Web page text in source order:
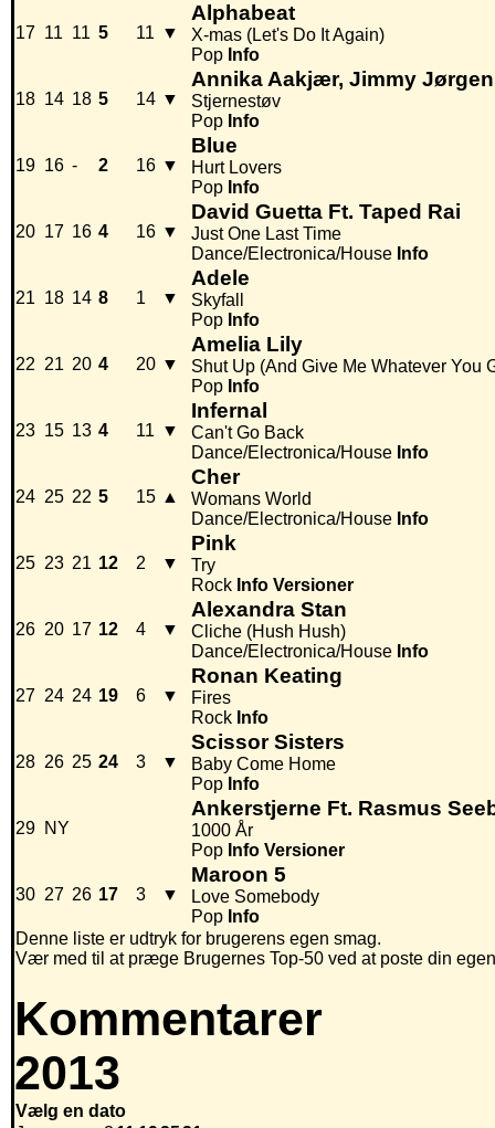
17 11 11 5 11 ▼
Alphabeat
X-mas (Let's Do It Again)
Pop Info
18 14 18 5 14 ▼
Annika Aakjær, Jimmy
Stjernestøv
Pop Info
19 16 - 2 16 ▼
Blue
Hurt Lovers
Pop Info
20 17 16 4 16 ▼
David Guetta Ft. Taped Rai
Just One Last Time
Dance/Electronica/House Info
21 18 14 8 1 ▼
Adele
Skyfall
Pop Info
22 21 20 4 20 ▼
Amelia Lily
Shut Up (And Give Me Whatever You
Pop Info
23 15 13 4 11 ▼
Infernal
Can't Go Back
Dance/Electronica/House Info
24 25 22 5 15 ▲
Cher
Womans World
Dance/Electronica/House Info
25 23 21 12 2 ▼
Pink
Try
Rock Info Versioner
26 20 17 12 4 ▼
Alexandra Stan
Cliche (Hush Hush)
Dance/Electronica/House Info
27 24 24 19 6 ▼
Ronan Keating
Fires
Rock Info
28 26 25 24 3 ▼
Scissor Sisters
Baby Come Home
Pop Info
29 NY
Ankerstjerne Ft. Rasmus
1000 År
Pop Info Versioner
30 27 26 17 3 ▼
Maroon 5
Love Somebody
Pop Info
Denne liste er udtryk for brugerens egen smag.
Vær med til at præge Brugernes Top-50 ved at poste din
Kommentarer
2013
Vælg en dato